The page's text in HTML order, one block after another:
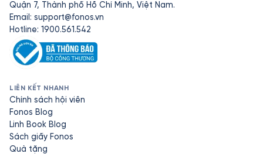
Quận 7, Thành phố Hồ Chí Minh, Việt Nam.
Email: support@fonos.vn
Hotline: 1900.561.542
LIÊN KẾT NHANH
Chính sách hội viên
Fonos Blog
Linh Book Blog
Sách giấy Fonos
Quà tặng